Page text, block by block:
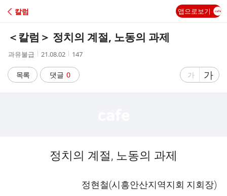
C
칼럼 앱으로보기
＜칼럼＞ 정치의 계절, 노동의 과제
작
자
과유불급
작
시
간
21.08.02
조
수
147
목록 댓글 0
글
가
글
자
가
정치의 계절, 노동의 과제
정현철(시흥안산지역지회 지회장)